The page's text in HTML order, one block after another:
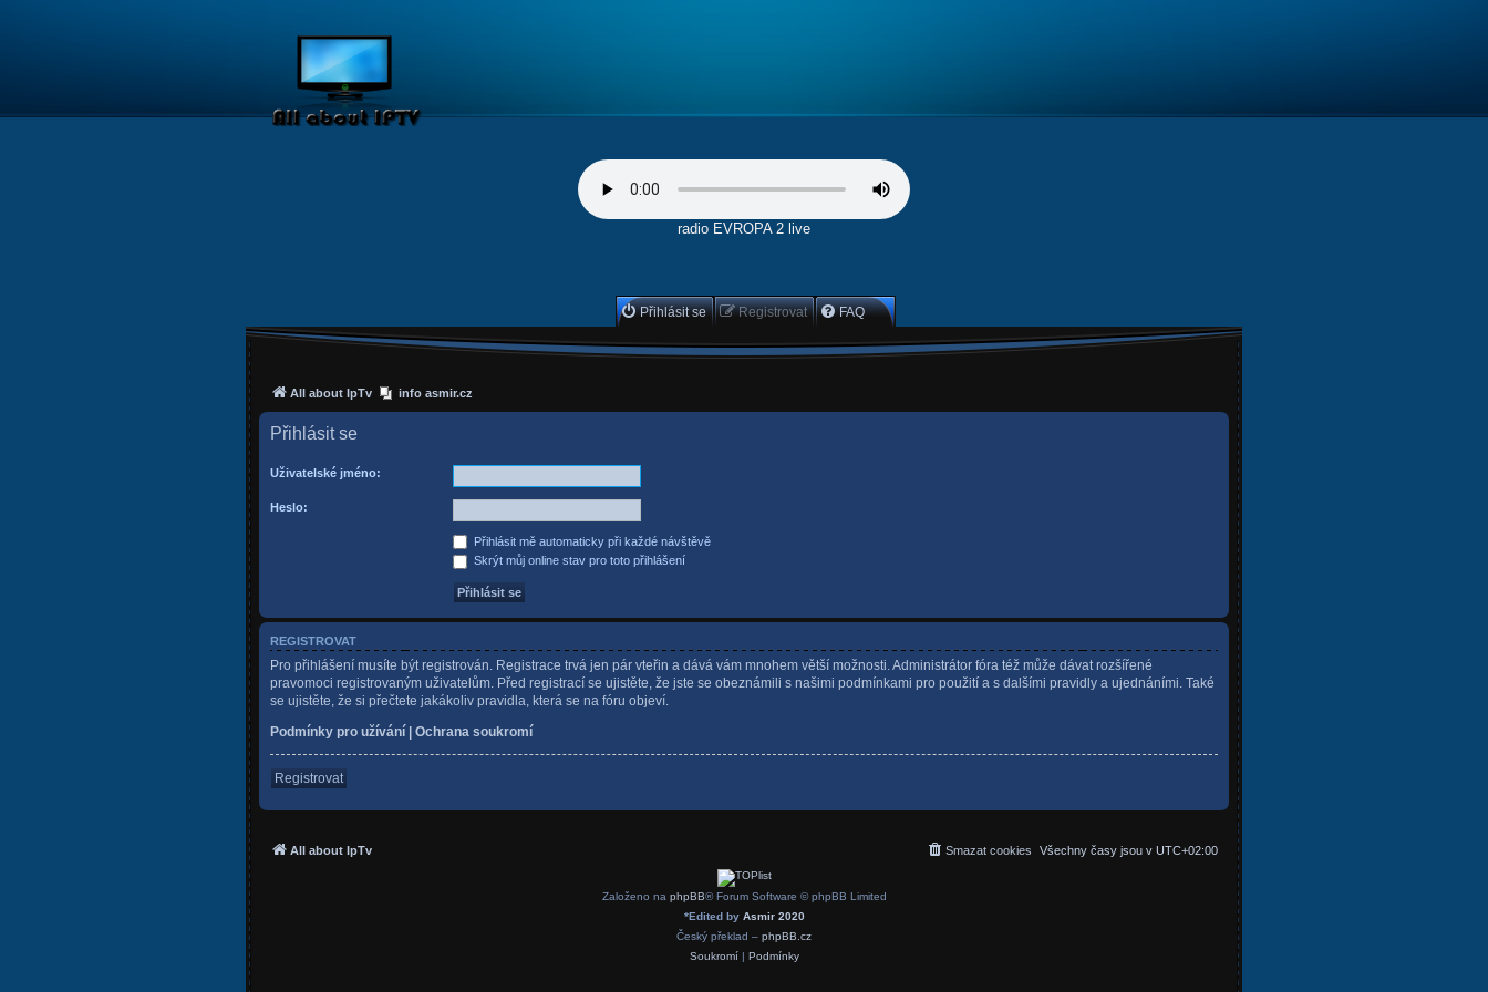
radio EVROPA 2 live
Přihlásit se Registrovat FAQ
All about IpTv info asmir.cz
Přihlásit se
Uživatelské jméno:
Heslo:
Přihlásit mě automaticky při každé návštěvě
Skrýt můj online stav pro toto přihlášení
REGISTROVAT
Pro přihlášení musíte být registrován. Registrace trvá jen pár vteřin a dává vám mnohem větší možnosti. Administrátor fóra též může dávat rozšířené
pravomoci registrovaným uživatelům. Před registrací se ujistěte, že jste se obeznámili s našimi podmínkami pro použití a s dalšími pravidly a ujednáními. Také
se ujistěte, že si přečtete jakákoliv pravidla, která se na fóru objeví.
Podmínky pro užívání
Ochrana soukromí
Registrovat
All about IpTv Všechny časy jsou v UTC+02:00
Smazat cookies
Založeno na phpBB® Forum Software © phpBB Limited
*Edited by Asmir 2020
Český překlad – phpBB.cz
Soukromí| Podmínky